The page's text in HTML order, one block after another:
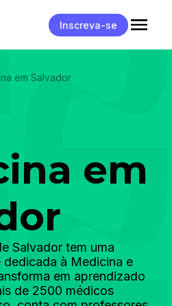
Inscreva-se
em Salvador
em
Salvador tem uma
à Medicina e
em aprendizado
de 2500 médicos